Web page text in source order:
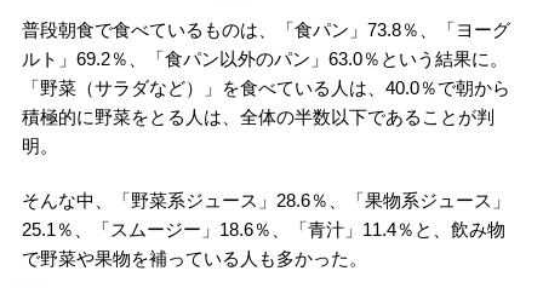
普段朝食で食べているものは、「食パン」73.8％、「ヨーグ
ルト」69.2％、「食パン以外のパン」63.0％という結果に。
「野菜（サラダなど）」を食べている人は、40.0％で朝から
積極的に野菜をとる人は、全体の半数以下であることが判
明。
そんな中、「野菜系ジュース」28.6％、「果物系ジュース」
25.1％、「スムージー」18.6％、「青汁」11.4％と、飲み物
で野菜や果物を補っている人も多かった。